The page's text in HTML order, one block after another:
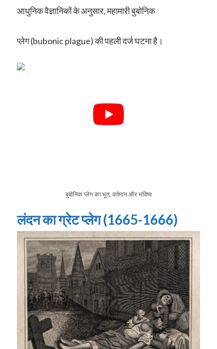
आधुनिक वैज्ञानिकों के अनुसार, महामारी बुबोनिक
प्लेग (bubonic plague) की पहली दर्ज घटना है।
बुबोनिक प्लेग का भूत, वर्तमान और भविष्य
लंदन का ग्रेट प्लेग (1665-1666)